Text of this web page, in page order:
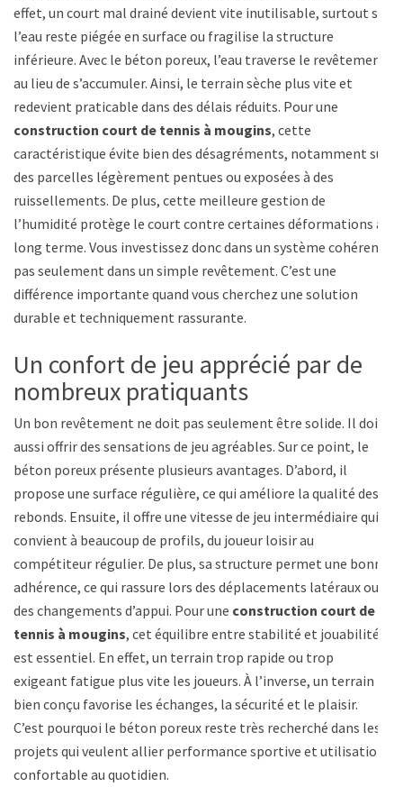
effet, un court mal drainé devient vite inutilisable, surtout si
l’eau reste piégée en surface ou fragilise la structure
inférieure. Avec le béton poreux, l’eau traverse le revêtement
au lieu de s’accumuler. Ainsi, le terrain sèche plus vite et
redevient praticable dans des délais réduits. Pour une
construction court de tennis à mougins, cette
caractéristique évite bien des désagréments, notamment sur
des parcelles légèrement pentues ou exposées à des
ruissellements. De plus, cette meilleure gestion de
l’humidité protège le court contre certaines déformations à
long terme. Vous investissez donc dans un système cohérent,
pas seulement dans un simple revêtement. C’est une
différence importante quand vous cherchez une solution
durable et techniquement rassurante.
Un confort de jeu apprécié par de
nombreux pratiquants
Un bon revêtement ne doit pas seulement être solide. Il doit
aussi offrir des sensations de jeu agréables. Sur ce point, le
béton poreux présente plusieurs avantages. D’abord, il
propose une surface régulière, ce qui améliore la qualité des
rebonds. Ensuite, il offre une vitesse de jeu intermédiaire qui
convient à beaucoup de profils, du joueur loisir au
compétiteur régulier. De plus, sa structure permet une bonne
adhérence, ce qui rassure lors des déplacements latéraux ou
des changements d’appui. Pour une construction court de
tennis à mougins, cet équilibre entre stabilité et jouabilité
est essentiel. En effet, un terrain trop rapide ou trop
exigeant fatigue plus vite les joueurs. À l’inverse, un terrain
bien conçu favorise les échanges, la sécurité et le plaisir.
C’est pourquoi le béton poreux reste très recherché dans les
projets qui veulent allier performance sportive et utilisation
confortable au quotidien.